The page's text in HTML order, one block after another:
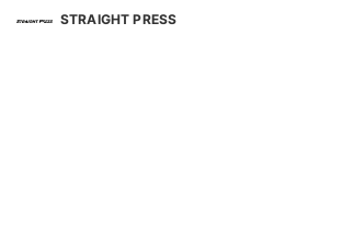
STRAIGHT PRESS